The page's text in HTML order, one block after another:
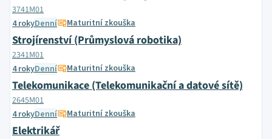
3741M01
4 rokyDenní Maturitní zkouška
Strojírenství (Průmyslová robotika)
2341M01
4 rokyDenní Maturitní zkouška
Telekomunikace (Telekomunikační a datové sítě)
2645M01
4 rokyDenní Maturitní zkouška
Elektrikář